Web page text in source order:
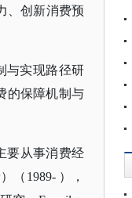
、创新消费预
与实现路径研
的保障机制与
要从事消费经
（1989- ），